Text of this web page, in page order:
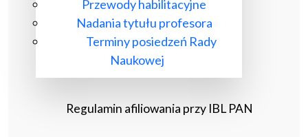
Przewody habilitacyjne
Nadania tytułu profesora
Terminy posiedzeń Rady
Naukowej
Regulamin afiliowania przy IBL PAN